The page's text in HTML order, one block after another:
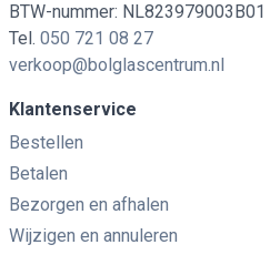
BTW-nummer: NL823979003B01
Tel. 050 721 08 27
verkoop@bolglascentrum.nl
Klantenservice
Bestellen
Betalen
Bezorgen en afhalen
Wijzigen en annuleren